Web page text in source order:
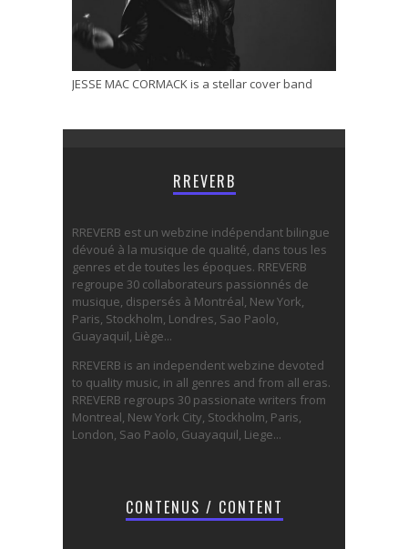
JESSE MAC CORMACK is a stellar cover band
RREVERB
RREVERB est un webzine indépendant bilingue
dévoué à la musique de qualité, dans tous les
genres et de toutes les époques. RREVERB
regroupe 30 collaborateurs passionnés de
musique, dispersés à Montréal, New York,
Paris, Stockholm, Londres, Sao Paolo,
Guayaquil, Liège...
RREVERB is an independent webzine devoted
to quality music, in all genres and from all eras.
RREVERB regroups 30 passionate writers from
Montreal, New York City, Stockholm, Paris,
London, Sao Paolo, Guayaquil, Liege...
CONTENUS / CONTENT